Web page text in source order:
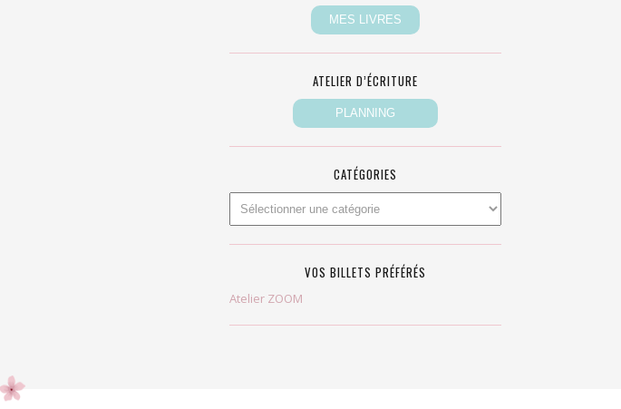
ATELIER D’ÉCRITURE
CATÉGORIES
VOS BILLETS PRÉFÉRÉS
Atelier ZOOM